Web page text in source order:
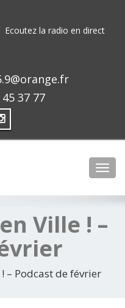
Ecoutez la radio en direct
37 77
Ville ! –
– Podcast de février